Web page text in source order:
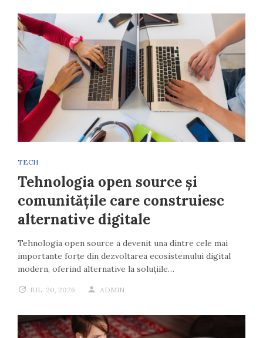
TECH
Tehnologia open source și
comunitățile care construiesc
alternative digitale
Tehnologia open source a devenit una dintre cele mai
importante forțe din dezvoltarea ecosistemului digital
modern, oferind alternative la soluțiile…
IUL. 20, 2026 ADMIN